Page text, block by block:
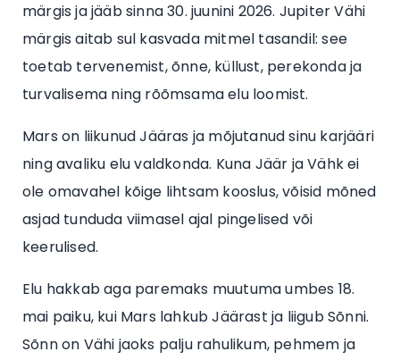
märgis ja jääb sinna 30. juunini 2026. Jupiter Vähi
märgis aitab sul kasvada mitmel tasandil: see
toetab tervenemist, õnne, küllust, perekonda ja
turvalisema ning rõõmsama elu loomist.
Mars on liikunud Jääras ja mõjutanud sinu karjääri
ning avaliku elu valdkonda. Kuna Jäär ja Vähk ei
ole omavahel kõige lihtsam kooslus, võisid mõned
asjad tunduda viimasel ajal pingelised või
keerulised.
Elu hakkab aga paremaks muutuma umbes 18.
mai paiku, kui Mars lahkub Jäärast ja liigub Sõnni.
Sõnn on Vähi jaoks palju rahulikum, pehmem ja